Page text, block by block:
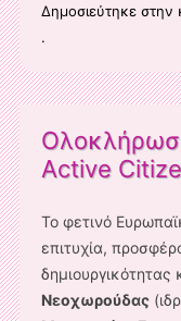
Δημοσιεύτηκε στην
.
Active
Το φετινό
επιτυχία,
Νεοχωρούδας